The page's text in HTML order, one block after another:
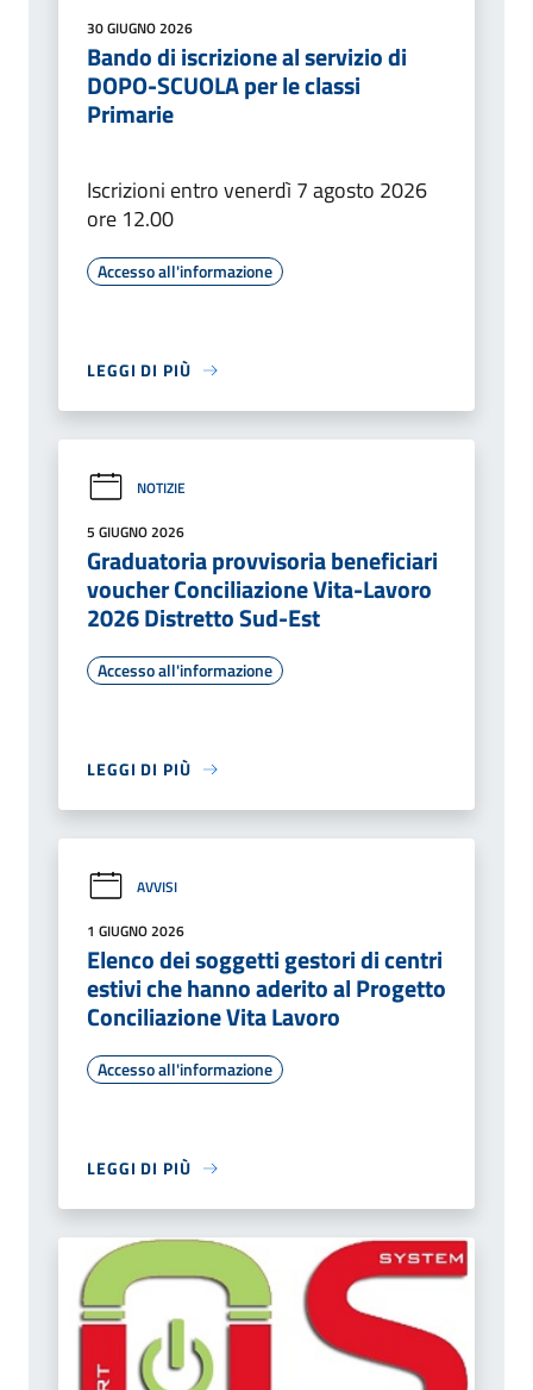
30 GIUGNO 2026
Bando di iscrizione al servizio di
DOPO-SCUOLA per le classi
Primarie
Iscrizioni entro venerdì 7 agosto 2026
ore 12.00
Accesso all'informazione
LEGGI DI PIÙ
NOTIZIE
5 GIUGNO 2026
Graduatoria provvisoria beneficiari
voucher Conciliazione Vita-Lavoro
2026 Distretto Sud-Est
Accesso all'informazione
LEGGI DI PIÙ
AVVISI
1 GIUGNO 2026
Elenco dei soggetti gestori di centri
estivi che hanno aderito al Progetto
Conciliazione Vita Lavoro
Accesso all'informazione
LEGGI DI PIÙ